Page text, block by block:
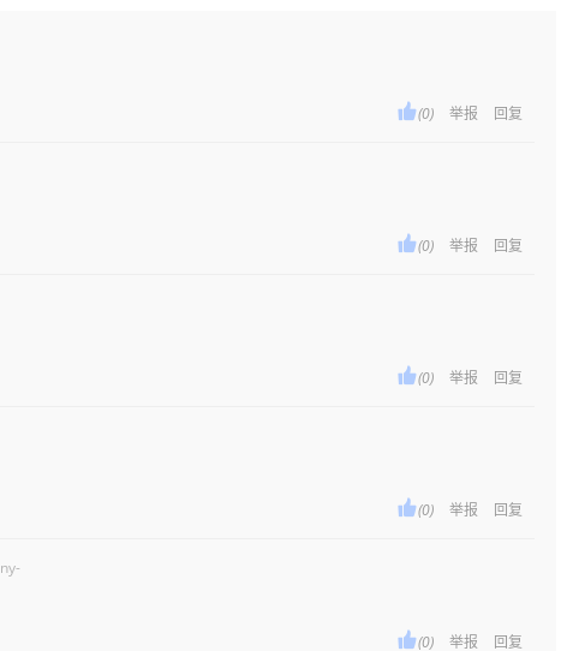
(0) 举报 回复
(0) 举报 回复
(0) 举报 回复
(0) 举报 回复
(0) 举报 回复